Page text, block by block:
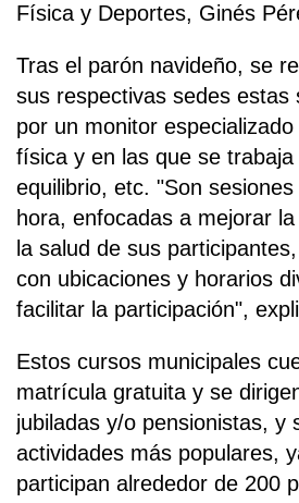
Física y Deportes, Ginés
Tras el parón navideño, se
sus respectivas sedes estas
por un monitor especializado
física y en las que se trabaja
equilibrio, etc. "Son
hora, enfocadas a mejorar
la salud de sus
con ubicaciones y horarios
facilitar la participación",
Estos cursos municipales
matrícula gratuita y se
jubiladas y/o pensionistas, y
actividades más populares,
participan alrededor de 200